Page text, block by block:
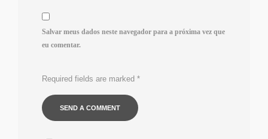
Salvar meus dados neste navegador para a próxima vez que
eu comentar.
Required fields are marked *